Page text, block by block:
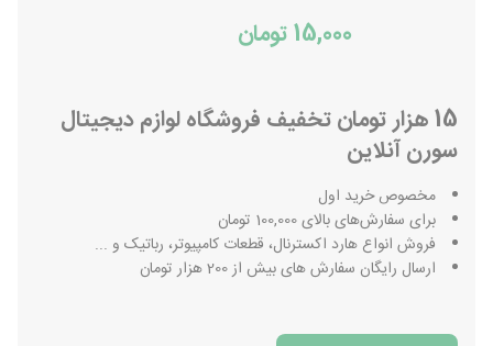
15,000 تومان
15 هزار تومان تخفیف فروشگاه لوازم دیجیتال
سورن آنلاین
مخصوص خرید اول
برای سفارش‌های بالای 100,000 تومان
فروش انواع هارد اکسترنال، قطعات کامپیوتر، رباتیک و ...
ارسال رایگان سفارش های بیش از 200 هزار تومان